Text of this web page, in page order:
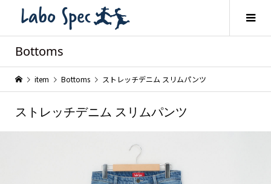
Bottoms
item Bottoms ストレッチデニム スリムパンツ
ストレッチデニム スリムパンツ